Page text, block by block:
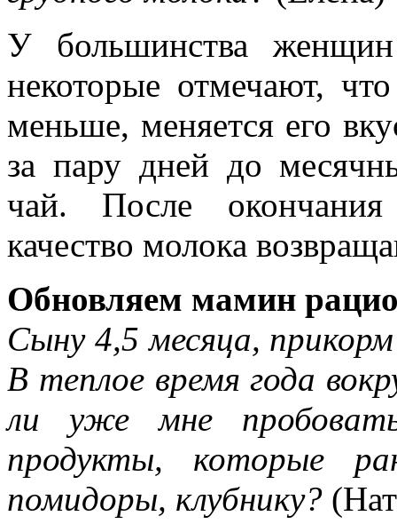
У большинства женщин
некоторые отмечают,
меньше, меняется его
за пару дней до
чай. После
качество молока
Обновляем мамин
Сыну 4,5 месяца,
В теплое время года
ли уже мне
продукты, которые
помидоры, клубнику?